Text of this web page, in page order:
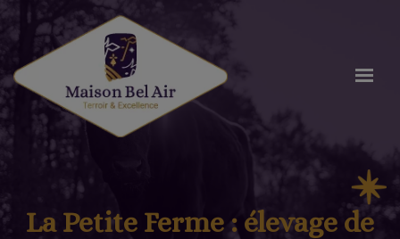
La Petite Ferme : élevage de